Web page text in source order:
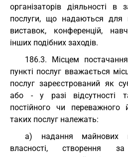
організаторів діяльності в
послуги, що надаються для
виставок, конференцій,
інших подібних заходів.
186.3. Місцем
пункті послуг вважається
послуг зареєстрований як
або - у разі відсутності
постійного чи
таких послуг належать:
а) надання майнових
власності, створення